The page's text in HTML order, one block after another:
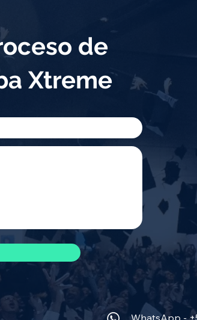
de
Xtreme
WhatsApp -